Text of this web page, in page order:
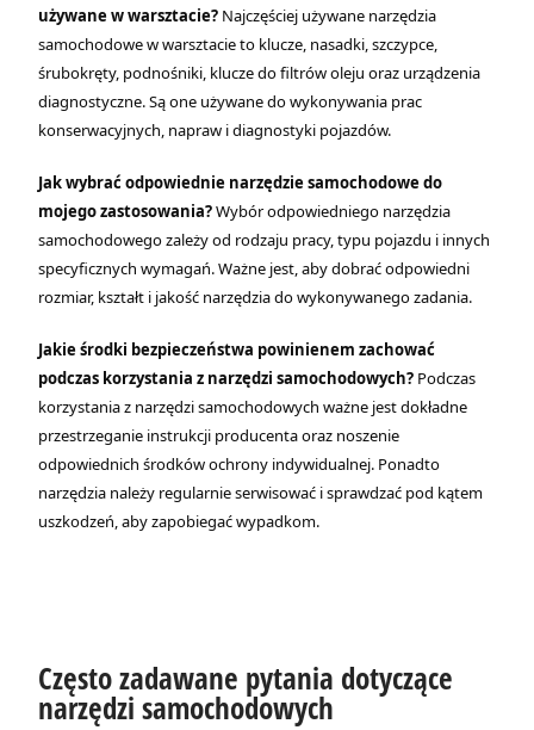
używane w warsztacie? Najczęściej używane narzędzia
samochodowe w warsztacie to klucze, nasadki, szczypce,
śrubokręty, podnośniki, klucze do filtrów oleju oraz urządzenia
diagnostyczne. Są one używane do wykonywania prac
konserwacyjnych, napraw i diagnostyki pojazdów.
Jak wybrać odpowiednie narzędzie samochodowe do
mojego zastosowania?Wybór odpowiedniego narzędzia
samochodowego zależy od rodzaju pracy, typu pojazdu i innych
specyficznych wymagań. Ważne jest, aby dobrać odpowiedni
rozmiar, kształt i jakość narzędzia do wykonywanego zadania.
Jakie środki bezpieczeństwa powinienem zachować
podczas korzystania z narzędzi samochodowych? Podczas
korzystania z narzędzi samochodowych ważne jest dokładne
przestrzeganie instrukcji producenta oraz noszenie
odpowiednich środków ochrony indywidualnej. Ponadto
narzędzia należy regularnie serwisować i sprawdzać pod kątem
uszkodzeń, aby zapobiegać wypadkom.
Często zadawane pytania dotyczące
narzędzi samochodowych